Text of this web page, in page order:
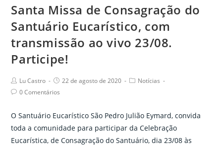
Santa Missa de Consagração do
Santuário Eucarístico, com
transmissão ao vivo 23/08.
Participe!
Post
author:
Lu Castro
Post
published:
22 de agosto de 2020
PostNotícias
Post0 Comentários
O Santuário Eucarístico São Pedro Julião Eymard, convida
toda a comunidade para participar da Celebração
Eucarística, de Consagração do Santuário, dia 23/08 às